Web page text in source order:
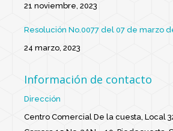
21 noviembre, 2023
Resolución No.0077 del 07 de marzo
24 marzo, 2023
Información de contacto
Dirección
Centro Comercial De la cuesta, Local